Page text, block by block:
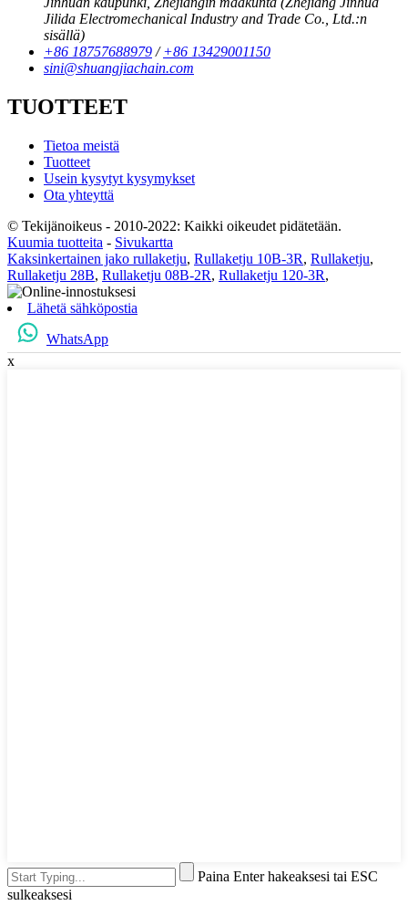
Jilida Electromechanical Industry and Trade Co., Ltd.:n
sisällä)
+86 18757688979 /+86 13429001150
sini@shuangjiachain.com
TUOTTEET
Tietoa meistä
Tuotteet
Usein kysytyt kysymykset
Ota yhteyttä
© Tekijänoikeus - 2010-2022: Kaikki oikeudet pidätetään.
Kuumia tuotteita - Sivukartta
Kaksinkertainen jako rullaketju, Rullaketju 10B-3R, Rullaketju,
Rullaketju 28B, Rullaketju 08B-2R, Rullaketju 120-3R,
Lähetä sähköpostia
WhatsApp
x
Paina Enter hakeaksesi tai ESC
sulkeaksesi